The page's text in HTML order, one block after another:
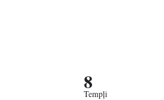
8
Tempļi